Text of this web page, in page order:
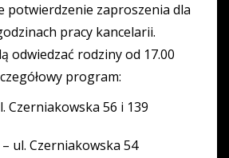
potwierdzenie zaproszenia dla
pracy kancelarii.
odwiedzać rodziny od 17.00
program:
Czerniakowska 56 i 139
ul. Czerniakowska 54